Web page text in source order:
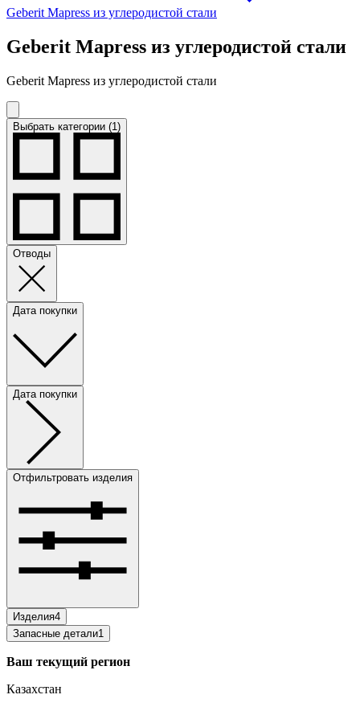
Geberit Mapress из углеродистой стали
Geberit Mapress из углеродистой стали
Geberit Mapress из углеродистой стали
Выбрать категории (1)
Отводы
Дата покупки
Дата покупки
Отфильтровать изделия
Изделия4
Запасные детали1
Ваш текущий регион
Казахстан